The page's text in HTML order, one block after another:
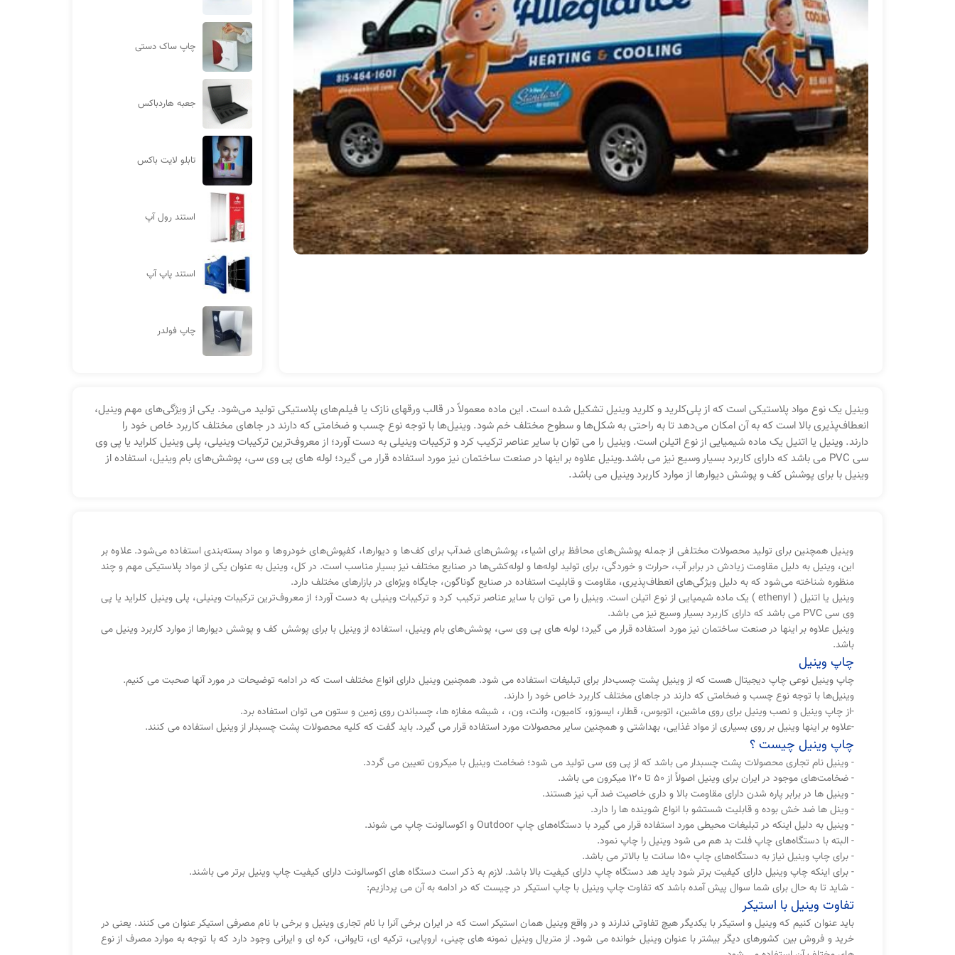
چاپ ساک دستی
جعبه هاردباکس
تابلو لایت باکس
استند رول آپ
استند پاپ آپ
چاپ فولدر
وینیل یک نوع مواد پلاستیکی است که از پلی‌کلرید و کلرید وینیل تشکیل شده است. این ماده معمولاً در قالب ورقهای نازک یا فیلم‌های پلاستیکی تولید می‌شود. یکی از ویژگی‌های مهم وینیل،
انعطاف‌پذیری بالا است که به آن امکان می‌دهد تا به راحتی به شکل‌ها و سطوح مختلف خم شود. وینیل‌ها با توجه نوع چسب و ضخامتی که دارند در جاهای مختلف کاربرد خاص خود را
دارند. وینیل یا اتنیل یک ماده شیمیایی از نوع اتیلن است. وینیل را می توان با سایر عناصر ترکیب کرد و ترکیبات وینیلی به دست آورد؛ از معروف‌ترین ترکیبات وینیلی، پلی وینیل کلراید یا پی وی
سی PVC می باشد که دارای کاربرد بسیار وسیع نیز می باشد.وینیل علاوه بر اینها در صنعت ساختمان نیز مورد استفاده قرار می گیرد؛ لوله های پی وی سی، پوشش‌های بام وینیل، استفاده از
وینیل با برای پوشش کف و پوشش دیوارها از موارد کاربرد وینیل می باشد.
وینیل همچنین برای تولید محصولات مختلفی از جمله پوشش‌های محافظ برای اشیاء، پوشش‌های ضدآب برای کف‌ها و دیوارها، کفپوش‌های خودروها و مواد بسته‌بندی استفاده می‌شود. علاوه بر
این، وینیل به دلیل مقاومت زیادش در برابر آب، حرارت و خوردگی، برای تولید لوله‌ها و لوله‌کشی‌ها در صنایع مختلف نیز بسیار مناسب است. در کل، وینیل به عنوان یکی از مواد پلاستیکی مهم و چند
منظوره شناخته می‌شود که به دلیل ویژگی‌های انعطاف‌پذیری، مقاومت و قابلیت استفاده در صنایع گوناگون، جایگاه ویژه‌ای در بازارهای مختلف دارد.
وینیل یا اتنیل ( ethenyl ) یک ماده شیمیایی از نوع اتیلن است. وینیل را می توان با سایر عناصر ترکیب کرد و ترکیبات وینیلی به دست آورد؛ از معروف‌ترین ترکیبات وینیلی، پلی وینیل کلراید یا پی
وی سی PVC می باشد که دارای کاربرد بسیار وسیع نیز می باشد.
وینیل علاوه بر اینها در صنعت ساختمان نیز مورد استفاده قرار می گیرد؛ لوله های پی وی سی، پوشش‌های بام وینیل، استفاده از وینیل با برای پوشش کف و پوشش دیوارها از موارد کاربرد وینیل می
باشد.
چاپ وینیل
چاپ وینیل نوعی چاپ دیجیتال هست که از وینیل پشت چسب‌دار برای تبلیغات استفاده می شود. همچنین وینیل دارای انواع مختلف است که در ادامه توضیحات در مورد آنها صحبت می کنیم.
وینیل‌ها با توجه نوع چسب و ضخامتی که دارند در جاهای مختلف کاربرد خاص خود را دارند.
-از چاپ وینیل و نصب وینیل برای روی ماشین، اتوبوس، قطار، ایسوزو، کامیون، وانت، ون، ، شیشه مغازه ها، چسباندن روی زمین و ستون می توان استفاده برد.
-علاوه بر اینها وینیل بر روی بسیاری از مواد غذایی، بهداشتی و همچنین سایر محصولات مورد استفاده قرار می گیرد. باید گفت که کلیه محصولات پشت چسبدار از وینیل استفاده می کنند.
چاپ وینیل چیست ؟
- وینیل نام تجاری محصولات پشت چسبدار می باشد که از پی وی سی تولید می شود؛ ضخامت وینیل با میکرون تعیین می گردد.
- ضخامت‌های موجود در ایران برای وینیل اصولاً از 50 تا 120 میکرون می باشد.
- وینیل ها در برابر پاره شدن دارای مقاومت بالا و داری خاصیت ضد آب نیز هستند.
- وینل ها ضد خش بوده و قابلیت شستشو با انواع شوینده ها را دارد.
- وینیل به دلیل اینکه در تبلیغات محیطی مورد استفاده قرار می گیرد با دستگاه‌های چاپ Outdoor و اکوسالونت چاپ می شوند.
- البته با دستگاه‌های چاپ فلت بد هم می شود وینیل را چاپ نمود.
- برای چاپ وینیل نیاز به دستگاه‌های چاپ 150 سانت یا بالاتر می باشد.
- برای اینکه چاپ وینیل دارای کیفیت برتر شود باید هد دستگاه چاپ دارای کیفیت بالا باشد. لازم به ذکر است دستگاه های اکوسالونت دارای کیفیت چاپ وینیل برتر می باشند.
- شاید تا به حال برای شما سوال پیش آمده باشد که تفاوت چاپ وینیل با چاپ استیکر در چیست که در ادامه به آن می پردازیم:
تفاوت وینیل با استیکر
باید عنوان کنیم که وینیل و استیکر با یکدیگر هیچ تفاوتی ندارند و در واقع وینیل همان استیکر است که در ایران برخی آنرا با نام تجاری وینیل و برخی با نام مصرفی استیکر عنوان می کنند. یعنی در
خرید و فروش بین کشورهای دیگر بیشتر با عنوان وینیل خوانده می شود. از متریال وینیل نمونه های چینی، اروپایی، ترکیه ای، تایوانی، کره ای و ایرانی وجود دارد که با توجه به موارد مصرف از نوع